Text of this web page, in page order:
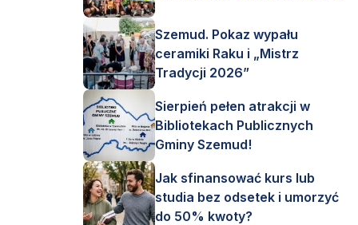
Szemud. Pokaz wypału
ceramiki Raku i „Mistrz
Tradycji 2026”
Sierpień pełen atrakcji w
Bibliotekach Publicznych
Gminy Szemud!
Jak sfinansować kurs lub
studia bez odsetek i umorzyć
do 50% kwoty?